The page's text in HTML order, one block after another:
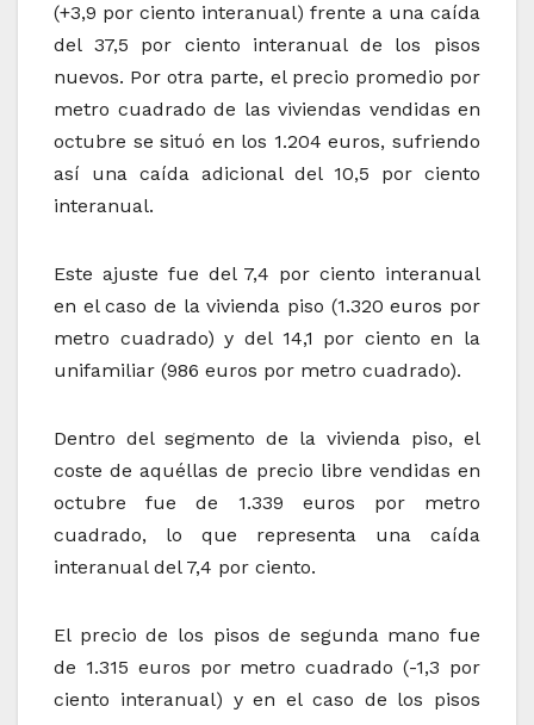
(+3,9 por ciento interanual) frente a una caída
del 37,5 por ciento interanual de los pisos
nuevos. Por otra parte, el precio promedio por
metro cuadrado de las viviendas vendidas en
octubre se situó en los 1.204 euros, sufriendo
así una caída adicional del 10,5 por ciento
interanual.
Este ajuste fue del 7,4 por ciento interanual
en el caso de la vivienda piso (1.320 euros por
metro cuadrado) y del 14,1 por ciento en la
unifamiliar (986 euros por metro cuadrado).
Dentro del segmento de la vivienda piso, el
coste de aquéllas de precio libre vendidas en
octubre fue de 1.339 euros por metro
cuadrado, lo que representa una caída
interanual del 7,4 por ciento.
El precio de los pisos de segunda mano fue
de 1.315 euros por metro cuadrado (-1,3 por
ciento interanual) y en el caso de los pisos